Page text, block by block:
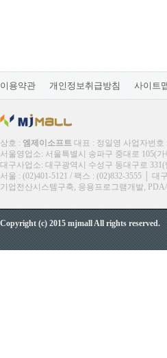
이용약관 개인정보취급방침 사이트
상호 : 엠제이소프트 대표 : 정일영 사업자번호
서울영업소: 서울특별시 송파구 중대로 105(
대구사업소: 대구광역시 수성구 동대구로
서울 : (02)401-5121 / 팩스 : (02)832-3555 │ 대
기업전산시스템구축, 응용프로그램개발,
Copyright (c) 2015 mjmall All rights reserved.